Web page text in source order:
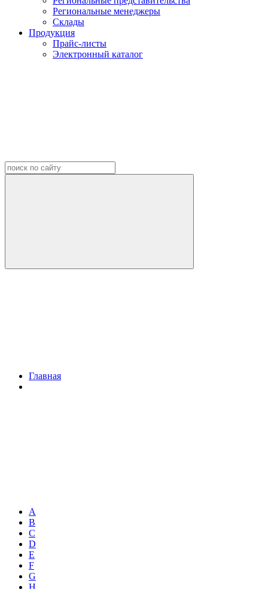
Региональные менеджеры
Склады
Продукция
Прайс-листы
Электронный каталог
Главная
A
B
C
D
E
F
G